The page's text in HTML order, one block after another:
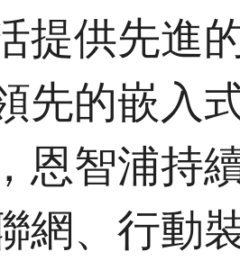
提供先進
先的嵌入
恩智浦持
網、行動